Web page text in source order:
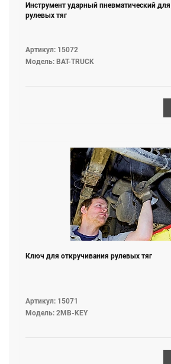
Инструмент ударный пневматический
рулевых тяг
Артикул: 15072
Модель: BAT-TRUCK
Ключ для откручивания рулевых тяг
Артикул: 15071
Модель: 2MB-KEY